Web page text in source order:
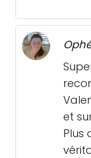
et
Plus